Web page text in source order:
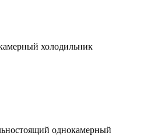
холодильник
однокамерный